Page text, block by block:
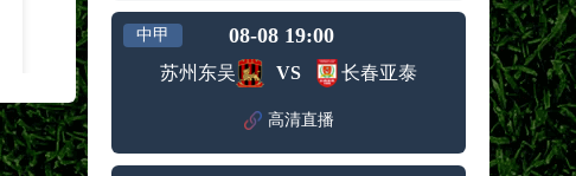
中甲 08-08 19:00
苏州东吴 VS 长春亚泰
高清直播